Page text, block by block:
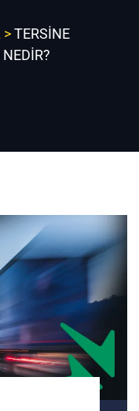
>TERSINE